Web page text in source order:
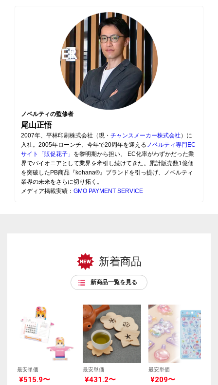
ノベルティの監修者
尾山正悟
2007年、平林印刷株式会社（現・ チャンスメーカー株式会社 ）に
入社。2005年ローンチ、今年で20周年を迎える ノベルティ専門EC
サイト「販促花子」 を黎明期から担い、 EC化率がわずかだった業
界でパイオニアとして業界を牽引し続けてきた。累計販売数1億個
を突破したPB商品『kohana®』ブランドを引っ提げ、ノベルティ
業界の未来をさらに切り拓く。
メディア掲載実績： GMO PAYMENT SERVICE
新着商品
新商品一覧を見る
最安単価
¥515.9〜
最安単価
¥431.2〜
最安単価
¥209〜